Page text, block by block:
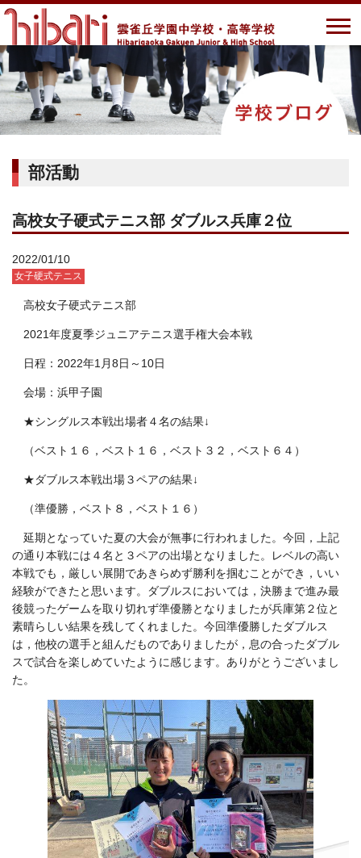
部活動
高校女子硬式テニス部 ダブルス兵庫２位
2022/01/10
女子硬式テニス
高校女子硬式テニス部
2021年度夏季ジュニアテニス選手権大会本戦
日程：2022年1月8日～10日
会場：浜甲子園
★シングルス本戦出場者４名の結果↓
（ベスト１６，ベスト１６，ベスト３２，ベスト６４）
★ダブルス本戦出場３ペアの結果↓
（準優勝，ベスト８，ベスト１６）
延期となっていた夏の大会が無事に行われました。今回，上記
の通り本戦には４名と３ペアの出場となりました。レベルの高い
本戦でも，厳しい展開であきらめず勝利を掴むことができ，いい
経験ができたと思います。ダブルスにおいては，決勝まで進み最
後競ったゲームを取り切れず準優勝となりましたが兵庫第２位と
素晴らしい結果を残してくれました。今回準優勝したダブルス
は，他校の選手と組んだものでありましたが，息の合ったダブル
スで試合を楽しめていたように感じます。ありがとうございまし
た。